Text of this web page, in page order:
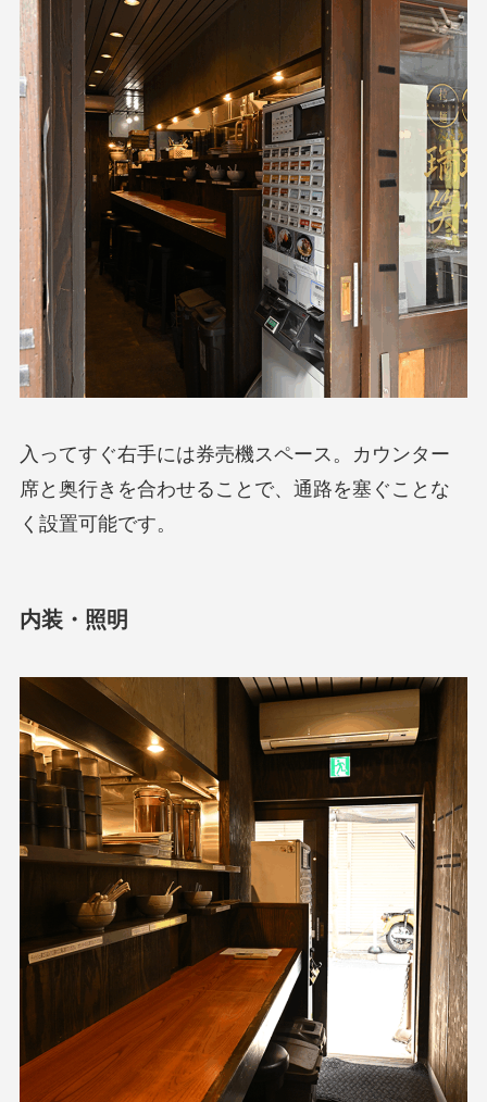
入ってすぐ右手には券売機スペース。カウンター
席と奥行きを合わせることで、通路を塞ぐことな
く設置可能です。
内装・照明